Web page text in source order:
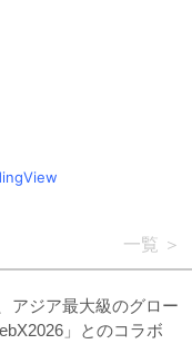
一覧
アジア最大級のグロー
」とのコラボ